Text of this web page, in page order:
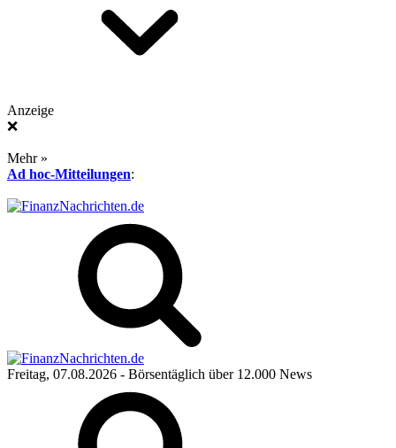
Anzeige
❌
Mehr »
Ad hoc-Mitteilungen:
Freitag, 07.08.2026 - Börsentäglich über 12.000 News